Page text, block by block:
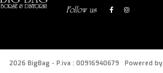
follow us
2026 BigBag - P.iva : 00916940679 Powered by